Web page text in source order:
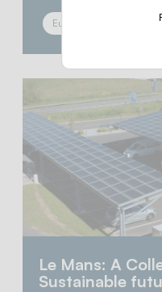
Europa Comercial
Le Mans: A
Sustainable